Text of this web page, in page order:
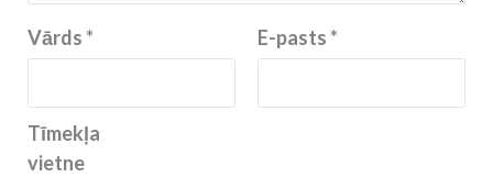
Vārds* E-pasts*
Tīmekļa
vietne